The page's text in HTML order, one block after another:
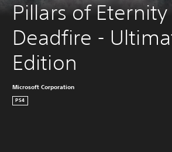
Pillars of
Deadfire -
Edition
Microsoft Corporation
PS4